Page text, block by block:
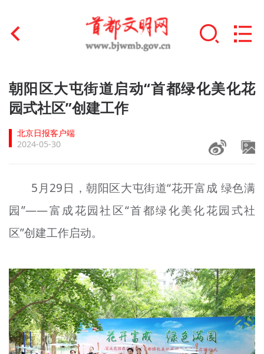
首页
文明创建
文明实践
未成年人思想道德建设
榜样人物
+
文明评论
北京宣传文化引导基金
宣传思想文化人才
朝阳区大屯街道启动“首都绿化美化花
园式社区”创建工作
北京日报客户端
2024-05-30
5月29日，朝阳区大屯街道“花开富成 绿色满
园”——富成花园社区“首都绿化美化花园式社
区”创建工作启动。